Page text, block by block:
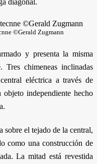
©Gerald Zugmann
y presenta la misma
Tres chimeneas inclinadas
eléctrica a través de
objeto independiente hecho
sobre el tejado de la central,
como una construcción de
La mitad está revestida